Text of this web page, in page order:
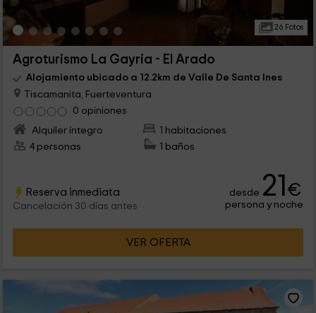
26 Fotos
Agroturismo La Gayria - El Arado
Alojamiento ubicado a 12.2km de Valle De Santa Ines
Tiscamanita, Fuerteventura
0 opiniones
Alquiler íntegro
1 habitaciones
4 personas
1 baños
Reserva inmediata
Cancelación 30 días antes
desde 21€
persona y noche
VER OFERTA